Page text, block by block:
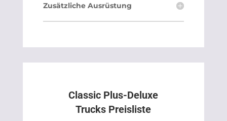
Zusätzliche Ausrüstung
Classic Plus-Deluxe
Trucks Preisliste